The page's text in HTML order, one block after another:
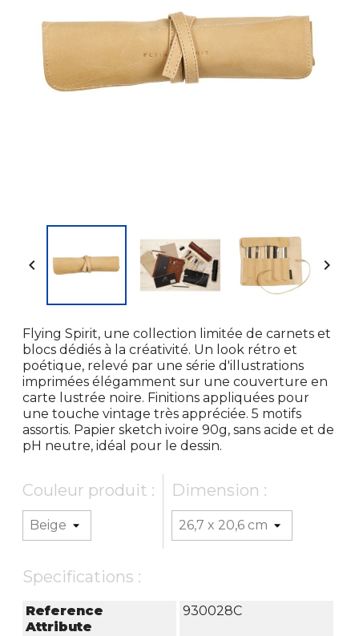
 
Flying Spirit, une collection limitée de carnets et
blocs dédiés à la créativité. Un look rétro et
poétique, relevé par une série d'illustrations
imprimées élégamment sur une couverture en
carte lustrée noire. Finitions appliquées pour
une touche vintage très appréciée. 5 motifs
assortis. Papier sketch ivoire 90g, sans acide et de
pH neutre, idéal pour le dessin.
Couleur produit : Dimension :
Specifications :
Reference
Attribute
930028C